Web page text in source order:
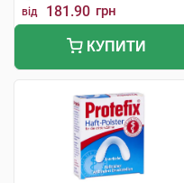
від 181.90 грн
КУПИТИ